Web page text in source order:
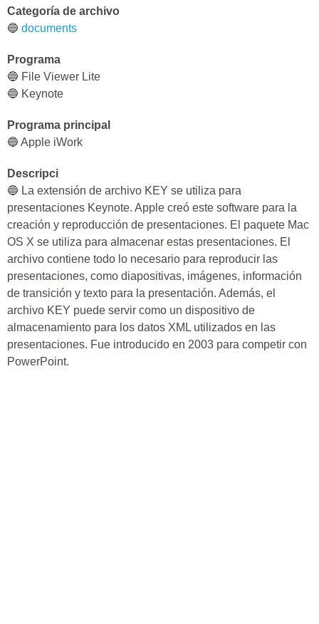
Categoría de archivo
🔵 documents
Programa
🔵 File Viewer Lite
🔵 Keynote
Programa principal
🔵 Apple iWork
Descripci
🔵 La extensión de archivo KEY se utiliza para
presentaciones Keynote. Apple creó este software para la
creación y reproducción de presentaciones. El paquete Mac
OS X se utiliza para almacenar estas presentaciones. El
archivo contiene todo lo necesario para reproducir las
presentaciones, como diapositivas, imágenes, información
de transición y texto para la presentación. Además, el
archivo KEY puede servir como un dispositivo de
almacenamiento para los datos XML utilizados en las
presentaciones. Fue introducido en 2003 para competir con
PowerPoint.